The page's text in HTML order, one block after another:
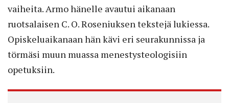
vaiheita. Armo hänelle avautui aikanaan
ruotsalaisen C. O. Roseniuksen tekstejä lukiessa.
Opiskeluaikanaan hän kävi eri seurakunnissa ja
törmäsi muun muassa menestysteologisiin
opetuksiin.